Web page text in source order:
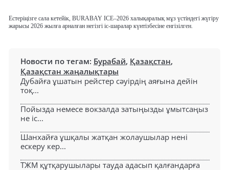
Естеріңізге сала кетейік, BURABAY ICE–2026 халықаралық мұз үстіндегі жүгіру
жарысы 2026 жылға арналған негізгі іс-шаралар күнтізбесіне енгізілген.
Новости по тегам: Бурабай, Қазақстан,
Қазақстан жаңалықтары
Дубайға ұшатын рейстер сәуірдің аяғына дейін
тоқ...
Пойызда немесе вокзалда затыңызды ұмытсаңыз
не іс...
Шанхайға ұшқалы жатқан жолаушылар нені
ескеру кер...
ТЖМ құтқарушылары тауда адасып қалғандарға